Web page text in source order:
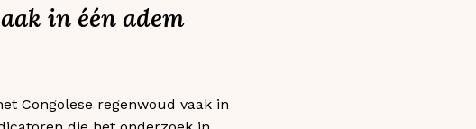
in één adem
Congolese regenwoud vaak in